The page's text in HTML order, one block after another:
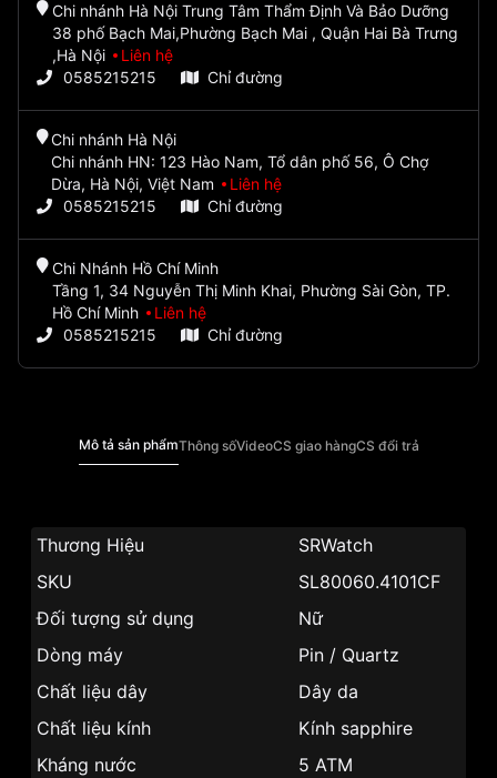
Chi nhánh Hà Nội Trung Tâm Thẩm Định Và Bảo Dưỡng
38 phố Bạch Mai,Phường Bạch Mai , Quận Hai Bà Trưng
,Hà Nội
Liên hệ
0585215215
Chỉ đường
Chi nhánh Hà Nội
Chi nhánh HN: 123 Hào Nam, Tổ dân phố 56, Ô Chợ
Dừa, Hà Nội, Việt Nam
Liên hệ
0585215215
Chỉ đường
Chi Nhánh Hồ Chí Minh
Tầng 1, 34 Nguyễn Thị Minh Khai, Phường Sài Gòn, TP.
Hồ Chí Minh
Liên hệ
0585215215
Chỉ đường
Mô tả sản phẩmThông sốVideoCS giao hàngCS đổi trả
Thương Hiệu
SRWatch
SKU
SL80060.4101CF
Đối tượng sử dụng
Nữ
Dòng máy
Pin / Quartz
Chất liệu dây
Dây da
Chất liệu kính
Kính sapphire
Kháng nước
5 ATM